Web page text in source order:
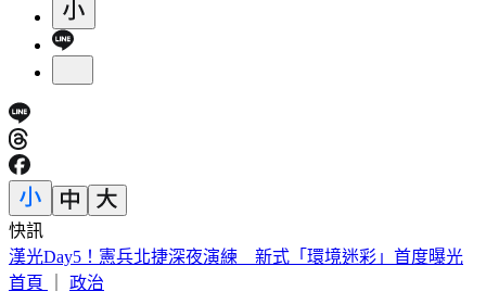
快訊
記憶體狂潮到頭了？美光目標價大砍17.8%
首頁
政治